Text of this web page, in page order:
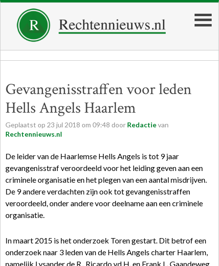
Gevangenisstraffen voor leden
Hells Angels Haarlem
Geplaatst op 23 jul 2018 om 09:48 door Redactievan
Rechtennieuws.nl
De leider van de Haarlemse Hells Angels is tot 9 jaar
gevangenisstraf veroordeeld voor het leiding geven aan een
criminele organisatie en het plegen van een aantal misdrijven.
De 9 andere verdachten zijn ook tot gevangenisstraffen
veroordeeld, onder andere voor deelname aan een criminele
organisatie.
In maart 2015 is het onderzoek Toren gestart. Dit betrof een
onderzoek naar 3 leden van de Hells Angels charter Haarlem,
namelijk Lysander de R., Ricardo vd H. en Frank L. Gaandeweg